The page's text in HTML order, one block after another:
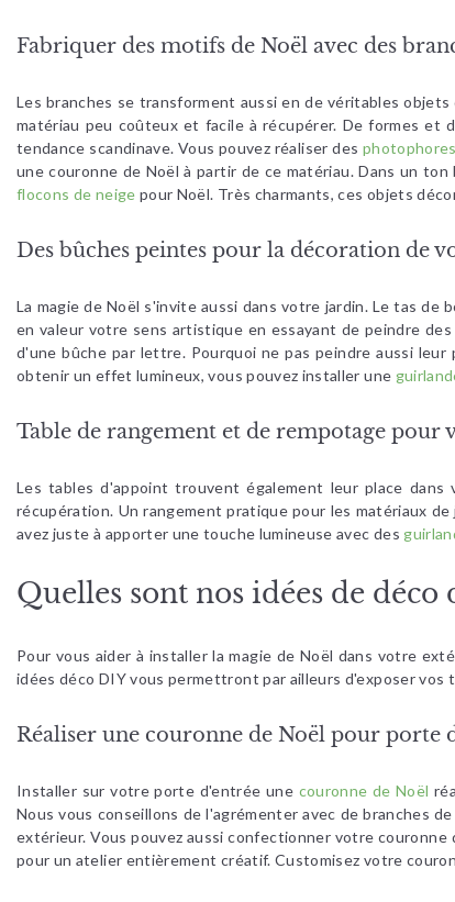
Fabriquer des motifs de Noël avec des
Les branches se transforment aussi en de véritables
matériau peu coûteux et facile à récupérer. De formes
tendance scandinave. Vous pouvez réaliser des photophores
une couronne de Noël à partir de ce matériau. Dans un
flocons de neige pour Noël. Très charmants, ces objets
Des bûches peintes pour la décoration de
La magie de Noël s'invite aussi dans votre jardin. Le tas
en valeur votre sens artistique en essayant de peindre
d'une bûche par lettre. Pourquoi ne pas peindre aussi
obtenir un effet lumineux, vous pouvez installer une
Table de rangement et de rempotage pour
Les tables d'appoint trouvent également leur place
récupération. Un rangement pratique pour les matériaux
avez juste à apporter une touche lumineuse avec des
Quelles sont nos idées de
Pour vous aider à installer la magie de Noël dans votre
idées déco DIY vous permettront par ailleurs d'exposer
Réaliser une couronne de Noël pour porte
Installer sur votre porte d'entrée une couronne de Noël
Nous vous conseillons de l'agrémenter avec de branches
extérieur. Vous pouvez aussi confectionner votre
pour un atelier entièrement créatif. Customisez votre